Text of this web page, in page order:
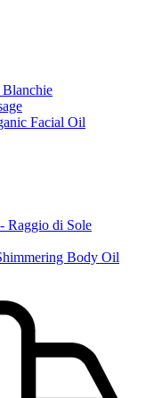
Blanchie
Facial Oil
Raggio di Sole
Body Oil